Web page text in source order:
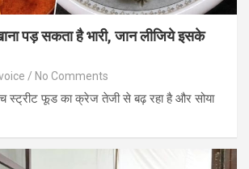
पड़ सकता है भारी, जान लीजिये इसके
No Comments
फूड का क्रेज तेजी से बढ़ रहा है और सोया